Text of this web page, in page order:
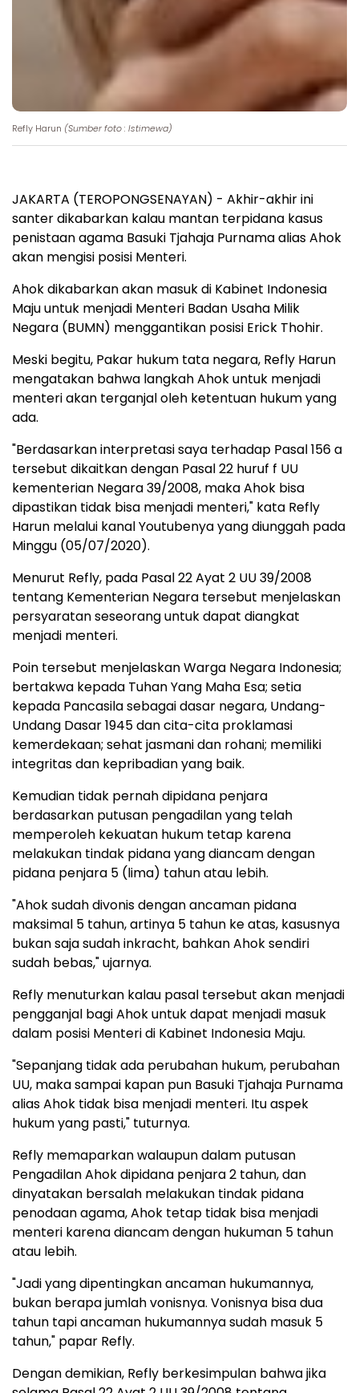
Refly Harun (Sumber foto : Istimewa)
JAKARTA (TEROPONGSENAYAN) - Akhir-akhir ini
santer dikabarkan kalau mantan terpidana kasus
penistaan agama Basuki Tjahaja Purnama alias Ahok
akan mengisi posisi Menteri.
Ahok dikabarkan akan masuk di Kabinet Indonesia
Maju untuk menjadi Menteri Badan Usaha Milik
Negara (BUMN) menggantikan posisi Erick Thohir.
Meski begitu, Pakar hukum tata negara, Refly Harun
mengatakan bahwa langkah Ahok untuk menjadi
menteri akan terganjal oleh ketentuan hukum yang
ada.
"Berdasarkan interpretasi saya terhadap Pasal 156 a
tersebut dikaitkan dengan Pasal 22 huruf f UU
kementerian Negara 39/2008, maka Ahok bisa
dipastikan tidak bisa menjadi menteri," kata Refly
Harun melalui kanal Youtubenya yang diunggah pada
Minggu (05/07/2020).
Menurut Refly, pada Pasal 22 Ayat 2 UU 39/2008
tentang Kementerian Negara tersebut menjelaskan
persyaratan seseorang untuk dapat diangkat
menjadi menteri.
Poin tersebut menjelaskan Warga Negara Indonesia;
bertakwa kepada Tuhan Yang Maha Esa; setia
kepada Pancasila sebagai dasar negara, Undang-
Undang Dasar 1945 dan cita-cita proklamasi
kemerdekaan; sehat jasmani dan rohani; memiliki
integritas dan kepribadian yang baik.
Kemudian tidak pernah dipidana penjara
berdasarkan putusan pengadilan yang telah
memperoleh kekuatan hukum tetap karena
melakukan tindak pidana yang diancam dengan
pidana penjara 5 (lima) tahun atau lebih.
"Ahok sudah divonis dengan ancaman pidana
maksimal 5 tahun, artinya 5 tahun ke atas, kasusnya
bukan saja sudah inkracht, bahkan Ahok sendiri
sudah bebas," ujarnya.
Refly menuturkan kalau pasal tersebut akan menjadi
pengganjal bagi Ahok untuk dapat menjadi masuk
dalam posisi Menteri di Kabinet Indonesia Maju.
"Sepanjang tidak ada perubahan hukum, perubahan
UU, maka sampai kapan pun Basuki Tjahaja Purnama
alias Ahok tidak bisa menjadi menteri. Itu aspek
hukum yang pasti," tuturnya.
Refly memaparkan walaupun dalam putusan
Pengadilan Ahok dipidana penjara 2 tahun, dan
dinyatakan bersalah melakukan tindak pidana
penodaan agama, Ahok tetap tidak bisa menjadi
menteri karena diancam dengan hukuman 5 tahun
atau lebih.
"Jadi yang dipentingkan ancaman hukumannya,
bukan berapa jumlah vonisnya. Vonisnya bisa dua
tahun tapi ancaman hukumannya sudah masuk 5
tahun," papar Refly.
Dengan demikian, Refly berkesimpulan bahwa jika